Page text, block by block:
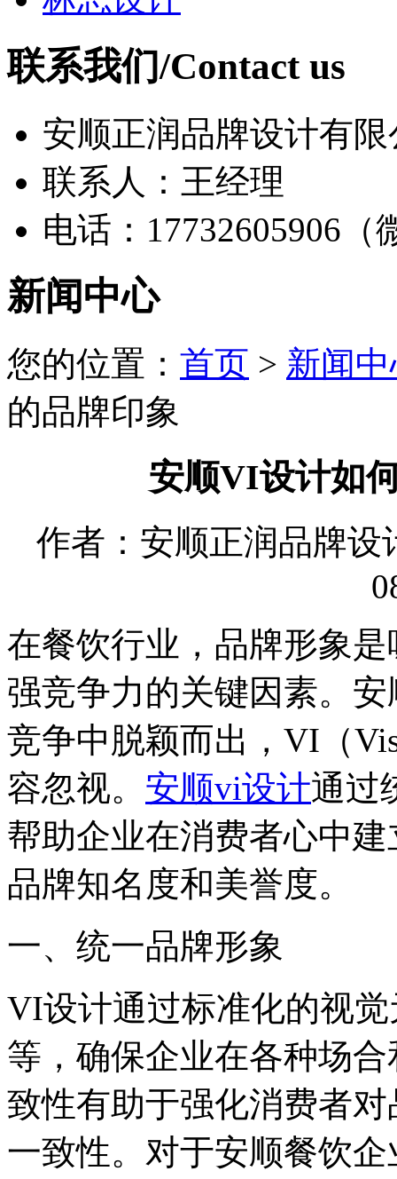
联系我们/Contact us
安顺正润品牌设计有限
联系人：王经理
电话：17732605906（
新闻中心
您的位置： 首页 > 新闻
的品牌印象
安顺VI设计如
作者：安顺正润品牌设
在餐饮行业，品牌形象
强竞争力的关键因素。
竞争中脱颖而出，VI（
容忽视。 安顺vi设计通过
帮助企业在消费者心中
品牌知名度和美誉度。
一、统一品牌形象
VI设计通过标准化的视
等，确保企业在各种场
致性有助于强化消费者
一致性。对于安顺餐饮